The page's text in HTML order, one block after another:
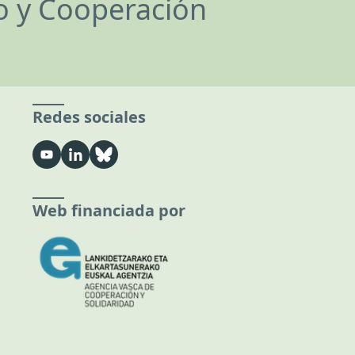
y Cooperación
Redes sociales
Web financiada por